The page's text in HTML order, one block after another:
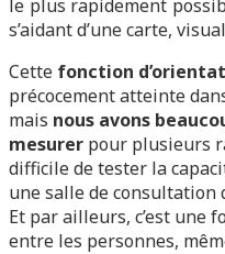
le plus rapidement
s’aidant d’une carte,
Cette fonction
précocement atteinte
mais nous avons
mesurer pour plusieurs
difficile de tester la
une salle de consultation
Et par ailleurs, c’est une
entre les personnes,